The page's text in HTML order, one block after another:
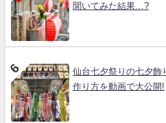
聞いてみた結果…?
仙台七夕祭りの七夕飾
作り方を動画で大公開!